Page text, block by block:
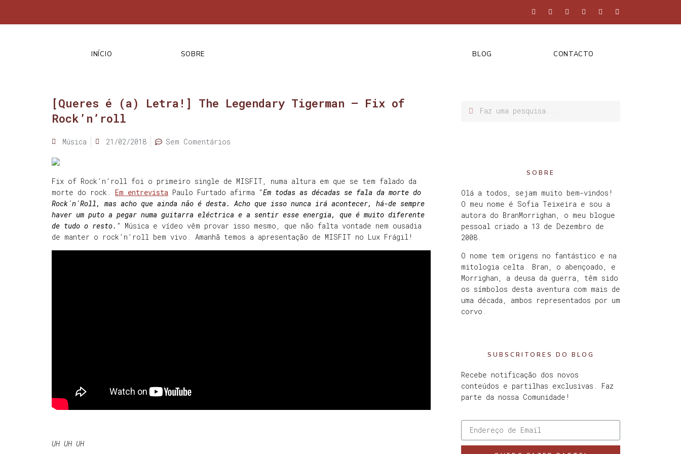
INÍCIO SOBRE BLOG CONTACTO
[Queres é (a) Letra!] The Legendary Tigerman – Fix of
Rock’n’roll
Música 21/02/2018 Sem Comentários
Fix of Rock’n’roll foi o primeiro single de MISFIT, numa altura em que se tem falado da
morte do rock. Em entrevista Paulo Furtado afirma “Em todas as décadas se fala da morte do
Rock´n´Roll, mas acho que ainda não é desta. Acho que isso nunca irá acontecer, há-de sempre
haver um puto a pegar numa guitarra eléctrica e a sentir esse energia, que é muito diferente
de tudo o resto. ” Música e vídeo vêm provar isso mesmo, que não falta vontade nem ousadia
de manter o rock’n’roll bem vivo. Amanhã temos a apresentação de MISFIT no Lux Frágil!
UH UH UH
SOBRE
Olá a todos, sejam muito bem-vindos!
O meu nome é Sofia Teixeira e sou a
autora do BranMorrighan, o meu blogue
pessoal criado a 13 de Dezembro de
2008.
O nome tem origens no fantástico e na
mitologia celta. Bran, o abençoado, e
Morrighan, a deusa da guerra, têm sido
os símbolos desta aventura com mais de
uma década, ambos representados por um
corvo.
SUBSCRITORES DO BLOG
Recebe notificação dos novos
conteúdos e partilhas exclusivas. Faz
parte da nossa Comunidade!